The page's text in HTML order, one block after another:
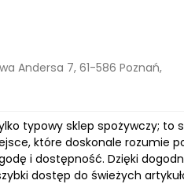
Andersa 7, 61-586 Poznań,
typowy sklep spożywczy; to
które doskonale rozumie
i dostępność. Dzięki
dostęp do świeżych